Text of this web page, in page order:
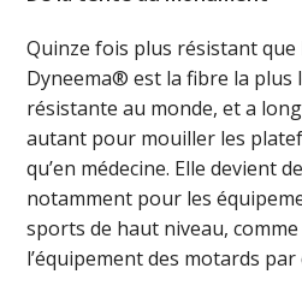
Quinze fois plus résistant que
Dyneema® est la fibre la plus
résistante au monde, et a
autant pour mouiller les
qu’en médecine. Elle devient
notamment pour les
sports de haut niveau, comme
l’équipement des motards par